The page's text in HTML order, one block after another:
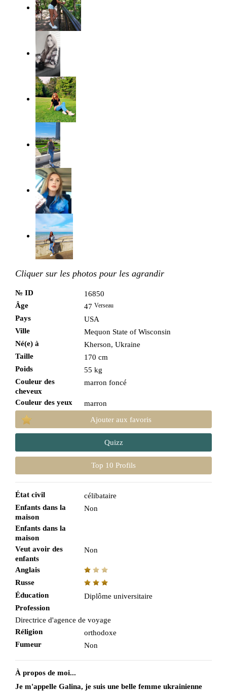
Cliquer sur les photos pour les agrandir
№ ID
16850
Âge
47 Verseau
Pays
USA
Ville
Mequon State of Wisconsin
Né(e) à
Kherson, Ukraine
Taille
170 cm
Poids
55 kg
Couleur des
cheveux
marron foncé
Couleur des yeux
marron
Ajouter aux favoris
Quizz
Top 10 Profils
État civil
célibataire
Enfants dans la
maison
Non
Enfants dans la
maison
Veut avoir des
enfants
Non
Anglais
Russe
Éducation
Diplôme universitaire
Profession
Directrice d'agence de voyage
Réligion
orthodoxe
Fumeur
Non
À propos de moi...
Je m'appelle Galina, je suis une belle femme ukrainienne